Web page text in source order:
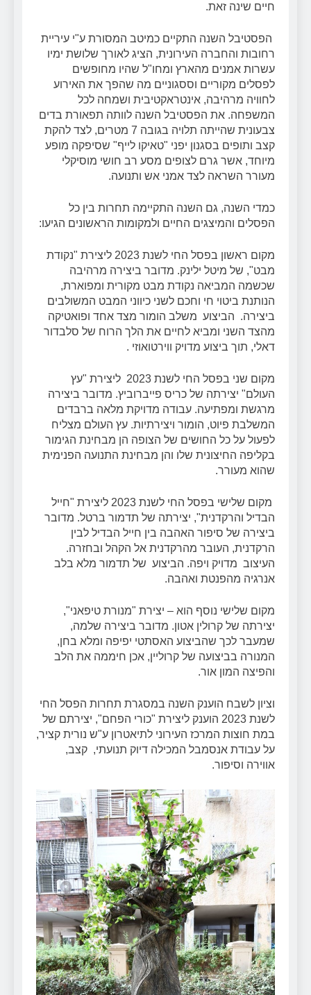
חיים שינה זאת.
‏הפסטיבל השנה התקיים כמיטב המסורת ע"י עיריית
רחובות והחברה העירונית, הציג לאורך שלושת ימיו
עשרות אמנים מהארץ ומחו"ל שהיו מחופשים
לפסלים מקוריים וססגוניים מה שהפך את האירוע
לחוויה מרהיבה, אינטראקטיבית ושמחה לכל
המשפחה. את הפסטיבל השנה לוותה תפאורת בדים
צבעונית שהייתה תלויה בגובה 7 מטרים, לצד להקת
קצב ותופים בסגנון יפני "טאיקו לייף" שסיפקה מופע
מיוחד, אשר גרם לצופים מסע רב חושי מוסיקלי
מעורר השראה לצד אמני אש ותנועה.
כמדי השנה, גם השנה התקיימה תחרות בין כל
הפסלים והמיצגים החיים ולמקומות הראשונים הגיעו:
מקום ראשון בפסל החי לשנת 2023 ליצירת "נקודת
מבט", של מיטל ילינק. מדובר ביצירה מרהיבה
שכשמה המביאה נקודת מבט מקורית ומפוארת,
הנותנת ביטוי חי וחכם לשני כיווני המבט המשולבים
ביצירה. הביצוע משלב הומור מצד אחד ופואטיקה
מהצד השני ומביא לחיים את הלך הרוח של סלבדור
דאלי, תוך ביצוע מדויק ווירטואוזי .
מקום שני בפסל החי לשנת 2023 ליצירת "עץ
העולם" יצירתה של כריס פייברוביץ. מדובר ביצירה
מרגשת ומפתיעה. עבודה מדויקת מלאה ברבדים
המשלבת פיוט, הומור ויצירתיות. עץ העולם מצליח
לפעול על כל החושים של הצופה הן מבחינת הגימור
בקליפה החיצונית שלו והן מבחינת התנועה הפנימית
שהוא מעורר.
מקום שלישי בפסל החי לשנת 2023 ליצירת "חייל
הבדיל והרקדנית", יצירתה של תדמור ברטל. מדובר
ביצירה של סיפור האהבה בין חייל הבדיל לבין
הרקדנית, העובר מהרקדנית אל הקהל ובחזרה.
העיצוב מדויק ויפה. הביצוע של תדמור מלא בלב
אנרגיה מהפנטת ואהבה.
מקום שלישי נוסף הוא – יצירת "מנורת טיפאני",
יצירתה של קרולין אטון. מדובר ביצירה שלמה,
שמעבר לכך שהביצוע האסתטי יפיפה ומלא בחן,
המנורה בביצועה של קרוליין, אכן חיממה את הלב
והפיצה המון אור.
וציון לשבח הוענק השנה במסגרת תחרות הפסל החי
לשנת 2023 הוענק ליצירת "כורי הפחם", יצירתם של
במת חוצות המרכז העירוני לתיאטרון ע"ש נורית קציר,
על עבודת אנסמבל המכילה דיוק תנועתי, קצב,
אווירה וסיפור.